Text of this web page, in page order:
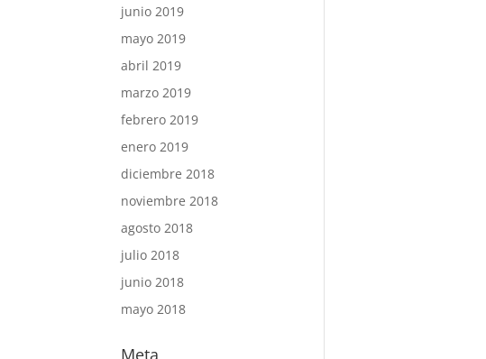
junio 2019
mayo 2019
abril 2019
marzo 2019
febrero 2019
enero 2019
diciembre 2018
noviembre 2018
agosto 2018
julio 2018
junio 2018
mayo 2018
Meta